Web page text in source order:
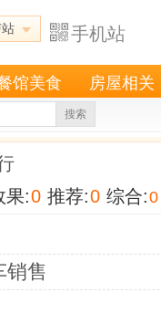
手机站
馆美食 房屋相关
搜索
果:0 推荐:0 综合:0
销售